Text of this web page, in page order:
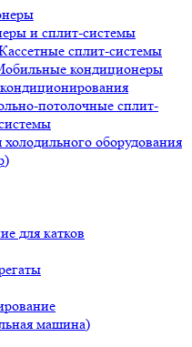
и сплит-системы
сплит-системы
кондиционеры
потолочные сплит-
оборудования
для катков
машина)